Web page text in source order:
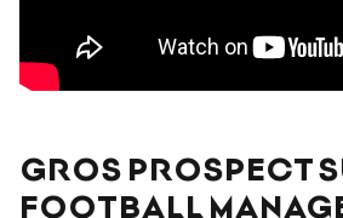
GROS PROSPECT
FOOTBALL